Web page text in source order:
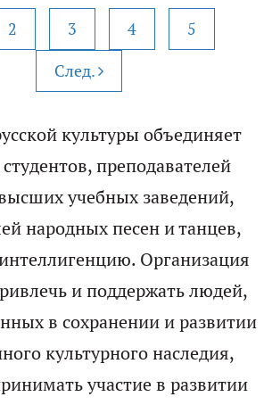
2 3 4
5
След.
культуры объединяет
преподавателей
учебных заведений,
народных песен и танцев,
Организация
и поддержать людей,
в сохранении и развитии
культурного наследия,
участие в развитии